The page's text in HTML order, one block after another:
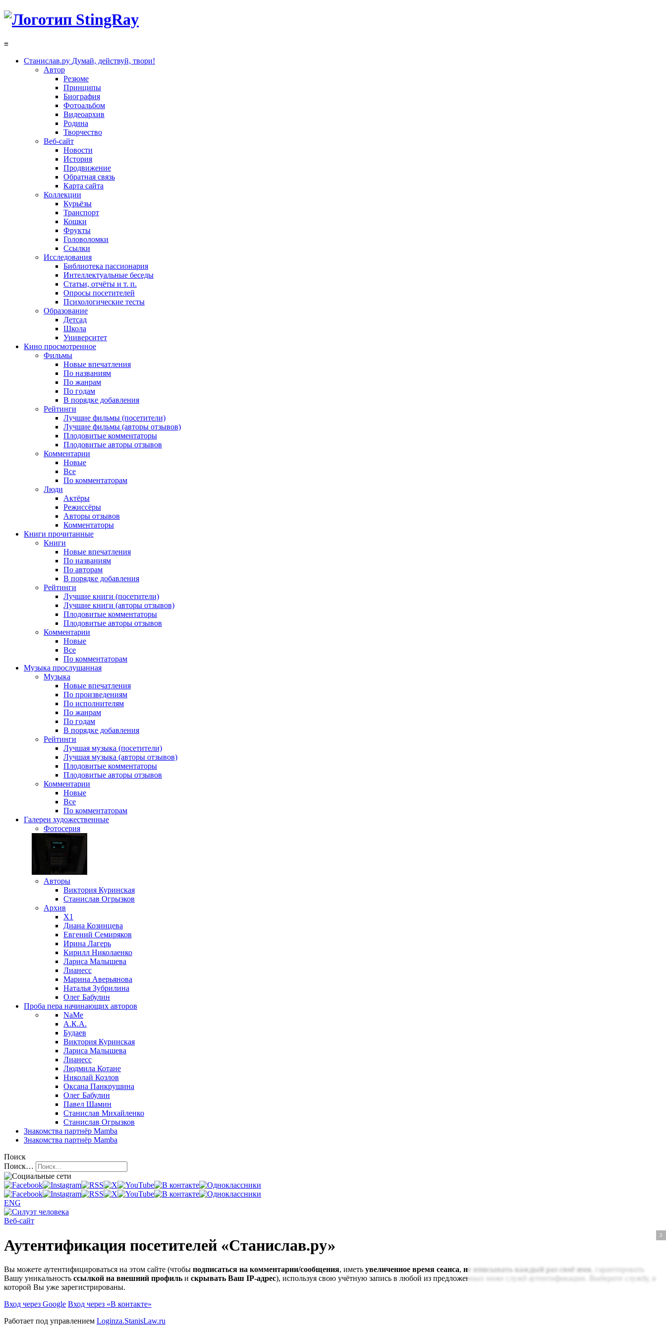
≡
Станислав.ру Думай, действуй, твори!
Автор
Резюме
Принципы
Биография
Фотоальбом
Видеоархив
Родина
Творчество
Веб-сайт
Новости
История
Продвижение
Обратная связь
Карта сайта
Коллекции
Курьёзы
Транспорт
Кошки
Фрукты
Головоломки
Ссылки
Исследования
Библиотека пассионария
Интеллектуальные беседы
Статьи, отчёты и т. п.
Опросы посетителей
Психологические тесты
Образование
Детсад
Школа
Университет
Кино просмотренное
Фильмы
Новые впечатления
По названиям
По жанрам
По годам
В порядке добавления
Рейтинги
Лучшие фильмы (посетители)
Лучшие фильмы (авторы отзывов)
Плодовитые комментаторы
Плодовитые авторы отзывов
Комментарии
Новые
Все
По комментаторам
Люди
Актёры
Режиссёры
Авторы отзывов
Комментаторы
Книги прочитанные
Книги
Новые впечатления
По названиям
По авторам
В порядке добавления
Рейтинги
Лучшие книги (посетители)
Лучшие книги (авторы отзывов)
Плодовитые комментаторы
Плодовитые авторы отзывов
Комментарии
Новые
Все
По комментаторам
Музыка прослушанная
Музыка
Новые впечатления
По произведениям
По исполнителям
По жанрам
По годам
В порядке добавления
Рейтинги
Лучшая музыка (посетители)
Лучшая музыка (авторы отзывов)
Плодовитые комментаторы
Плодовитые авторы отзывов
Комментарии
Новые
Все
По комментаторам
Галереи художественные
Фотосерия
Авторы
Виктория Куринская
Станислав Огрызков
Архив
X1
Диана Козинцева
Евгений Семиряков
Ирина Лагерь
Кирилл Николаенко
Лариса Малышева
Лианесс
Марина Аверьянова
Наталья Зубрилина
Олег Бабулин
Проба пера начинающих авторов
NaMe
А.К.А.
Будаев
Виктория Куринская
Лариса Малышева
Лианесс
Людмила Котане
Николай Козлов
Оксана Панкрушина
Олег Бабулин
Павел Шамин
Станислав Михайленко
Станислав Огрызков
Знакомства партнёр Mamba
Знакомства партнёр Mamba
Поиск
Поиск…
ENG
Веб-сайт
Аутентификация посетителей «Станислав.ру»
Вы можете аутентифицироваться на этом сайте (чтобы подписаться на комментарии/сообщения, иметь увеличенное время сеанса, не вписывать каждый раз своё имя , гарантировать
Вашу уникальность ссылкой на внешний профиль и скрывать Ваш IP-адрес), используя свою учётную запись в любой из предложенных ниже служб аутентификации. Выберите службу, в
которой Вы уже зарегистрированы.
Вход через Google Вход через «В контакте»
Работает под управлением Loginza.StanisLaw.ru
1